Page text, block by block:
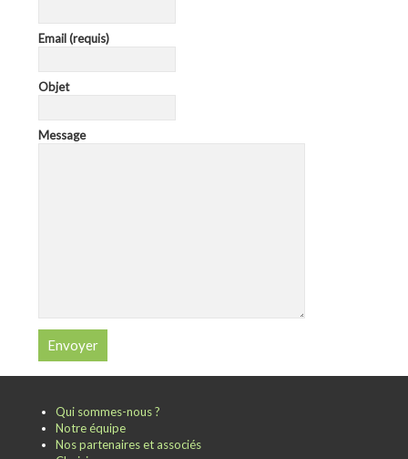
Email (requis)
Objet
Message
Qui sommes-nous ?
Notre équipe
Nos partenaires et associés